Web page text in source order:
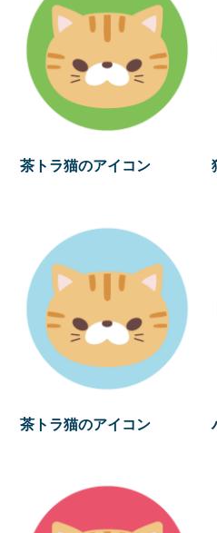
茶トラ猫のアイコン
茶トラ猫のアイコン